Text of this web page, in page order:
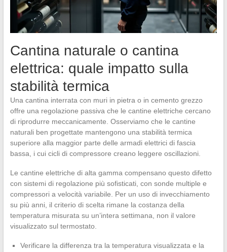
Cantina naturale o cantina
elettrica: quale impatto sulla
stabilità termica
Una cantina interrata con muri in pietra o in cemento grezzo
offre una regolazione passiva che le cantine elettriche cercano
di riprodurre meccanicamente. Osserviamo che le cantine
naturali ben progettate mantengono una stabilità termica
superiore alla maggior parte delle armadi elettrici di fascia
bassa, i cui cicli di compressore creano leggere oscillazioni.
Le cantine elettriche di alta gamma compensano questo difetto
con sistemi di regolazione più sofisticati, con sonde multiple e
compressori a velocità variabile. Per un uso di invecchiamento
su più anni, il criterio di scelta rimane la costanza della
temperatura misurata su un’intera settimana, non il valore
visualizzato sul termostato.
Verificare la differenza tra la temperatura visualizzata e la